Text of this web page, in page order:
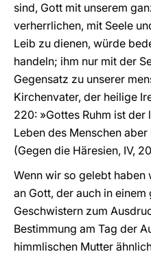
sind, Gott mit unserem
verherrlichen, mit Seele
Leib zu dienen, würde
handeln; ihm nur mit der
Gegensatz zu unserer
Kirchenvater, der heilige
220: »Gottes Ruhm ist
Leben des Menschen
(Gegen die Häresien, IV,
Wenn wir so gelebt
an Gott, der auch in
Geschwistern zum
Bestimmung am Tag der
himmlischen Mutter